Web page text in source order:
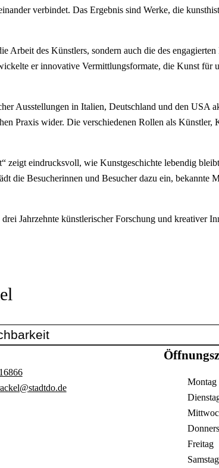
verbindet. Das Ergebnis sind Werke, die
Arbeit des Künstlers, sondern auch die des
er innovative Vermittlungsformate, die Kunst
Ausstellungen in Italien, Deutschland und den USA
Praxis wider. Die verschiedenen Rollen als
zeigt eindrucksvoll, wie Kunstgeschichte lebendig
die Besucherinnen und Besucher dazu ein,
Jahrzehnte künstlerischer Forschung und
Montag
Freitag
Samstag